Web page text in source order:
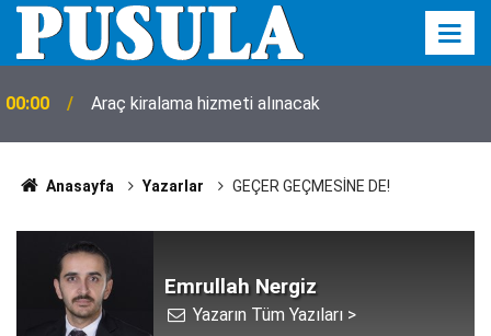
00:00 Araç kiralama hizmeti alınacak
Anasayfa Yazarlar GEÇER GEÇMESİNE DE!
Emrullah Nergiz
Yazarın Tüm Yazıları >